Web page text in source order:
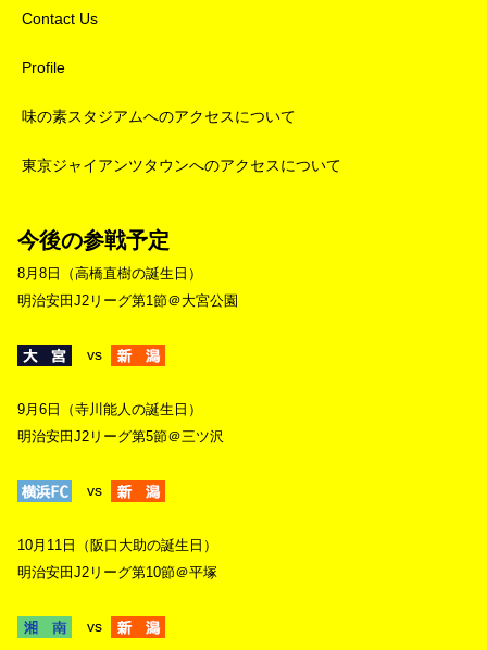
Contact Us
Profile
味の素スタジアムへのアクセスについて
東京ジャイアンツタウンへのアクセスについて
今後の参戦予定
8月8日（高橋直樹の誕生日）
明治安田J2リーグ第1節＠大宮公園
vs
9月6日（寺川能人の誕生日）
明治安田J2リーグ第5節＠三ツ沢
vs
10月11日（阪口大助の誕生日）
明治安田J2リーグ第10節＠平塚
vs